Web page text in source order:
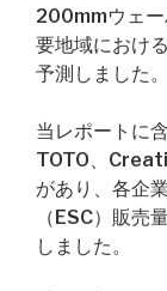
200mmウェー
要地域におけ
予測しました。
当レポートに
TOTO、
があり、各企
（ESC）販売
しました。